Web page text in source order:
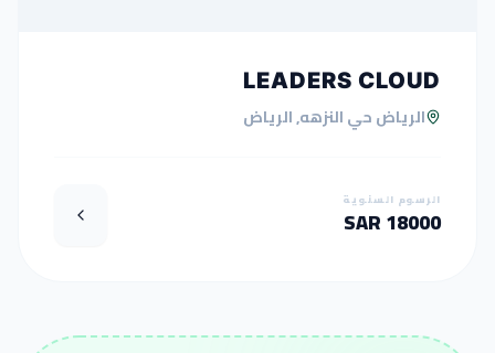
LEADERS CLOUD
الرياض حي النزهه, الرياض
الرسوم السنوية
18000 SAR